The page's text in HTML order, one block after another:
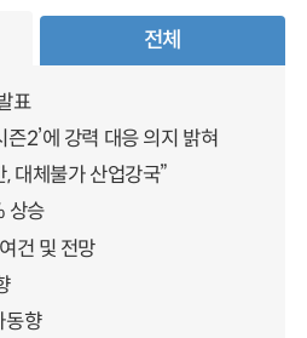
전체
표
2’에 강력 대응 의지 밝혀
대체불가 산업강국”
상승
건 및 전망
향